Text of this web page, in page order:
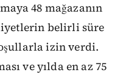
48 mağazanın
belirli süre
izin verdi.
ve yılda en az 75